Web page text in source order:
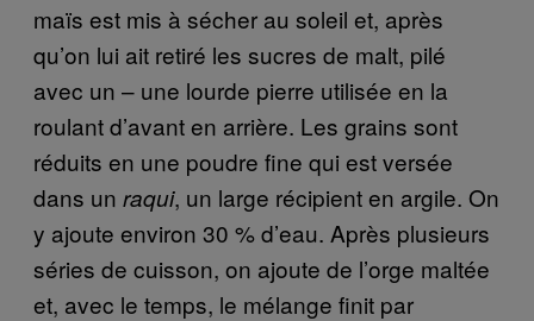
maïs est mis à sécher au soleil et, après
qu’on lui ait retiré les sucres de malt, pilé
avec un – une lourde pierre utilisée en la
roulant d’avant en arrière. Les grains sont
réduits en une poudre fine qui est versée
dans un raqui, un large récipient en argile. On
y ajoute environ 30 % d’eau. Après plusieurs
séries de cuisson, on ajoute de l’orge maltée
et, avec le temps, le mélange finit par